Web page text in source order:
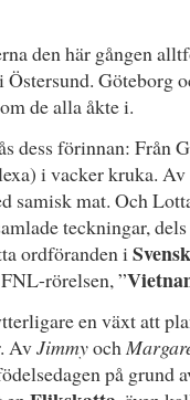
den här gången
Göteborg
de alla åkte i.
dess förinnan: Från
i vacker kruka.
samisk mat. Och
teckningar,
ordföranden i
rörelsen, ”
en växt att
AvJimmyoch
på grund